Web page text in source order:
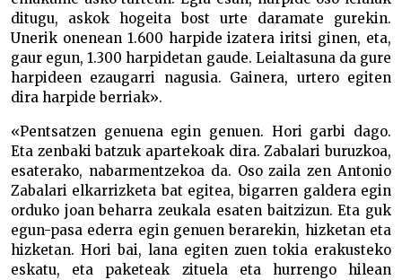
ditugu, askok hogeita bost urte daramate gurekin.
Unerik onenean 1.600 harpide izatera iritsi ginen, eta,
gaur egun, 1.300 harpidetan gaude. Leialtasuna da gure
harpideen ezaugarri nagusia. Gainera, urtero egiten
dira harpide berriak».
«Pentsatzen genuena egin genuen. Hori garbi dago.
Eta zenbaki batzuk apartekoak dira. Zabalari buruzkoa,
esaterako, nabarmentzekoa da. Oso zaila zen Antonio
Zabalari elkarrizketa bat egitea, bigarren galdera egin
orduko joan beharra zeukala esaten baitzizun. Eta guk
egun-pasa ederra egin genuen berarekin, hizketan eta
hizketan. Hori bai, lana egiten zuen tokia erakusteko
eskatu, eta paketeak zituela eta hurrengo hilean